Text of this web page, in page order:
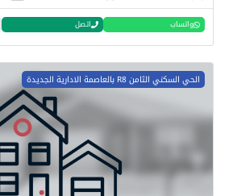
واتساب اتصل
الحي السكني الثامن R8 بالعاصمة الادارية الجديدة